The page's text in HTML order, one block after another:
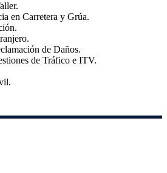
en Carretera y Grúa.
de Daños.
de Tráfico e ITV.